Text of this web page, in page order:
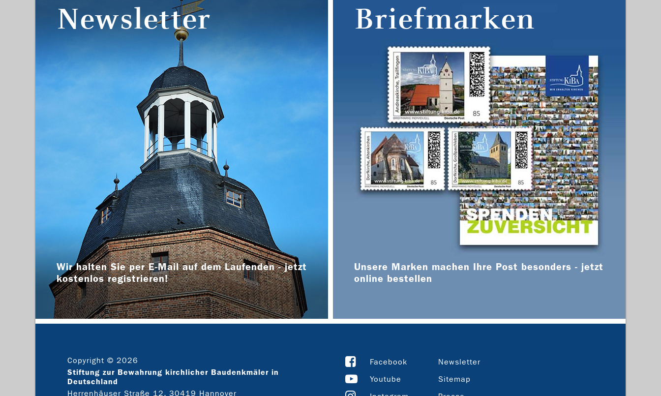
Newsletter
Wir halten Sie per E-Mail auf dem Laufenden - jetzt
kostenlos registrieren!
Briefmarken
Unsere Marken machen Ihre Post besonders - jetzt
online bestellen
Copyright © 2026
Stiftung zur Bewahrung kirchlicher Baudenkmäler in
Deutschland
Herrenhäuser Straße 12, 30419 Hannover
Facebook
Youtube
Newsletter
Sitemap